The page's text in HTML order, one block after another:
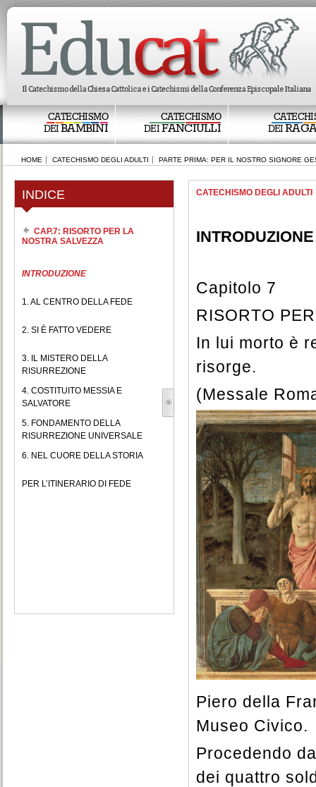
CATECHISMO
DEIBAMBINI
CATECHISMO
DEIFANCIULLI
DEI
HOME CATECHISMO DEGLI ADULTI PARTE PRIMA: PER IL NOSTRO SIGNORE
INDICE
CAP.7: RISORTO PER LA
NOSTRA SALVEZZA
INTRODUZIONE
1. AL CENTRO DELLA FEDE
2. SI È FATTO VEDERE
3. IL MISTERO DELLA
RISURREZIONE
4. COSTITUITO MESSIA E
SALVATORE
5. FONDAMENTO DELLA
RISURREZIONE UNIVERSALE
6. NEL CUORE DELLA STORIA
PER L’ITINERARIO DI FEDE
CATECHISMO DEGLI ADULTI
INTRODUZIONE
Capitolo 7
RISORTO
In lui morto è
risorge.
(Messale
Piero della
Museo Civico.
Procedendo
dei quattro